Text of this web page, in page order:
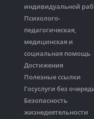
индивидуальной
Психолого-
педагогическая,
медицинская и
социальная помощь
Достижения
Полезные ссылки
Госуслуги без
Безопасность
жизнедеятельности